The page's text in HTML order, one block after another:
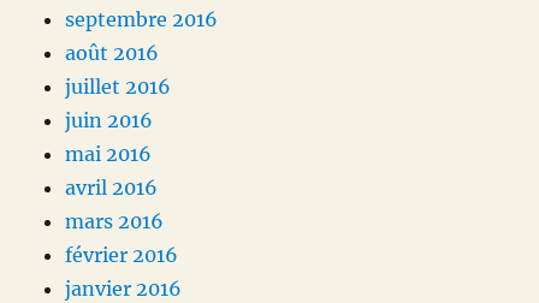
septembre 2016
août 2016
juillet 2016
juin 2016
mai 2016
avril 2016
mars 2016
février 2016
janvier 2016